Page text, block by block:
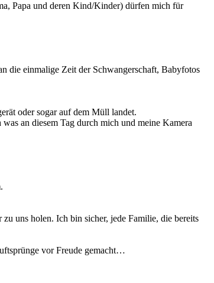
Papa und deren Kind/Kinder) dürfen mich für
die einmalige Zeit der Schwangerschaft, Babyfotos
oder sogar auf dem Müll landet.
an diesem Tag durch mich und meine Kamera
uns holen. Ich bin sicher, jede Familie, die bereits
vor Freude gemacht…